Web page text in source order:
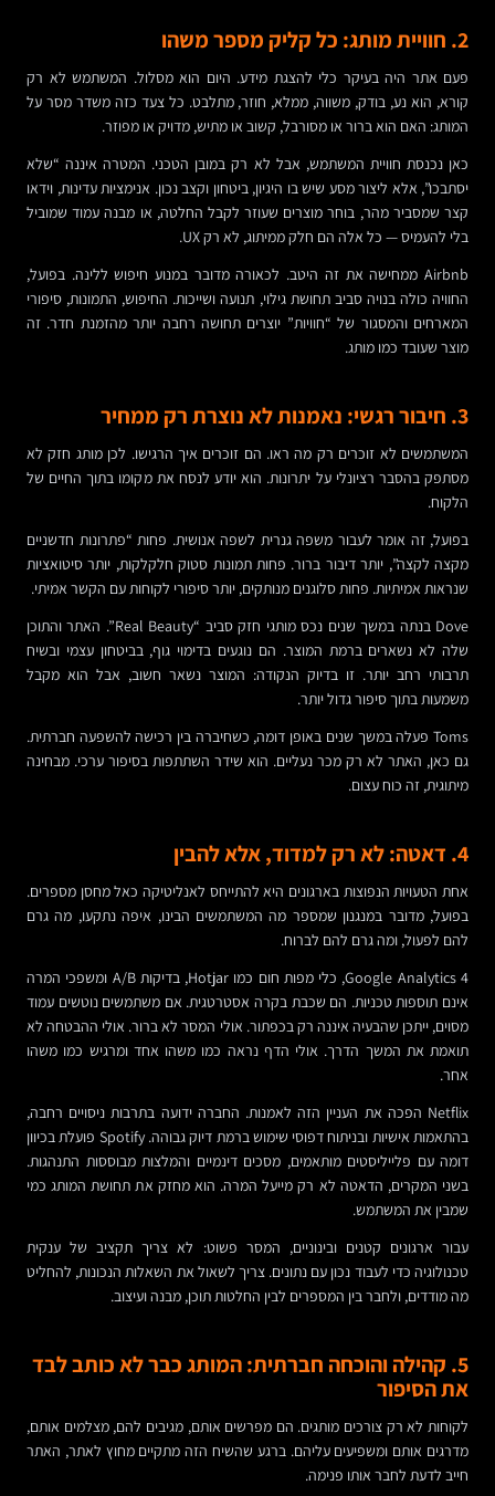
2. חוויית מותג: כל קליק מספר משהו
פעם אתר היה בעיקר כלי להצגת מידע. היום הוא מסלול. המשתמש לא רק
קורא, הוא נע, בודק, משווה, ממלא, חוזר, מתלבט. כל צעד כזה משדר מסר על
המותג: האם הוא ברור או מסורבל, קשוב או מתיש, מדויק או מפוזר.
כאן נכנסת חוויית המשתמש, אבל לא רק במובן הטכני. המטרה איננה “שלא
יסתבכו”, אלא ליצור מסע שיש בו היגיון, ביטחון וקצב נכון. אנימציות עדינות, וידאו
קצר שמסביר מהר, בוחר מוצרים שעוזר לקבל החלטה, או מבנה עמוד שמוביל
בלי להעמיס — כל אלה הם חלק ממיתוג, לא רק UX.
Airbnb ממחישה את זה היטב. לכאורה מדובר במנוע חיפוש ללינה. בפועל,
החוויה כולה בנויה סביב תחושת גילוי, תנועה ושייכות. החיפוש, התמונות, סיפורי
המארחים והמסגור של “חוויות” יוצרים תחושה רחבה יותר מהזמנת חדר. זה
מוצר שעובד כמו מותג.
3. חיבור רגשי: נאמנות לא נוצרת רק ממחיר
המשתמשים לא זוכרים רק מה ראו. הם זוכרים איך הרגישו. לכן מותג חזק לא
מסתפק בהסבר רציונלי על יתרונות. הוא יודע לנסח את מקומו בתוך החיים של
הלקוח.
בפועל, זה אומר לעבור משפה גנרית לשפה אנושית. פחות “פתרונות חדשניים
מקצה לקצה”, יותר דיבור ברור. פחות תמונות סטוק חלקלקות, יותר סיטואציות
שנראות אמיתיות. פחות סלוגנים מנותקים, יותר סיפורי לקוחות עם הקשר אמיתי.
Dove בנתה במשך שנים נכס מותגי חזק סביב “Real Beauty”. האתר והתוכן
שלה לא נשארים ברמת המוצר. הם נוגעים בדימוי גוף, בביטחון עצמי ובשיח
תרבותי רחב יותר. זו בדיוק הנקודה: המוצר נשאר חשוב, אבל הוא מקבל
משמעות בתוך סיפור גדול יותר.
Toms פעלה במשך שנים באופן דומה, כשחיברה בין רכישה להשפעה חברתית.
גם כאן, האתר לא רק מכר נעליים. הוא שידר השתתפות בסיפור ערכי. מבחינה
מיתוגית, זה כוח עצום.
4. דאטה: לא רק למדוד, אלא להבין
אחת הטעויות הנפוצות בארגונים היא להתייחס לאנליטיקה כאל מחסן מספרים.
בפועל, מדובר במנגנון שמספר מה המשתמשים הבינו, איפה נתקעו, מה גרם
להם לפעול, ומה גרם להם לברוח.
Google Analytics 4, כלי מפות חום כמו Hotjar, בדיקות A/B ומשפכי המרה
אינם תוספות טכניות. הם שכבת בקרה אסטרטגית. אם משתמשים נוטשים עמוד
מסוים, ייתכן שהבעיה איננה רק בכפתור. אולי המסר לא ברור. אולי ההבטחה לא
תואמת את המשך הדרך. אולי הדף נראה כמו משהו אחד ומרגיש כמו משהו
אחר.
Netflix הפכה את העניין הזה לאמנות. החברה ידועה בתרבות ניסויים רחבה,
בהתאמות אישיות ובניתוח דפוסי שימוש ברמת דיוק גבוהה. Spotify פועלת בכיוון
דומה עם פלייליסטים מותאמים, מסכים דינמיים והמלצות מבוססות התנהגות.
בשני המקרים, הדאטה לא רק מייעל המרה. הוא מחזק את תחושת המותג כמי
שמבין את המשתמש.
עבור ארגונים קטנים ובינוניים, המסר פשוט: לא צריך תקציב של ענקית
טכנולוגיה כדי לעבוד נכון עם נתונים. צריך לשאול את השאלות הנכונות, להחליט
מה מודדים, ולחבר בין המספרים לבין החלטות תוכן, מבנה ועיצוב.
5. קהילה והוכחה חברתית: המותג כבר לא כותב לבד
את הסיפור
לקוחות לא רק צורכים מותגים. הם מפרשים אותם, מגיבים להם, מצלמים אותם,
מדרגים אותם ומשפיעים עליהם. ברגע שהשיח הזה מתקיים מחוץ לאתר, האתר
חייב לדעת לחבר אותו פנימה.